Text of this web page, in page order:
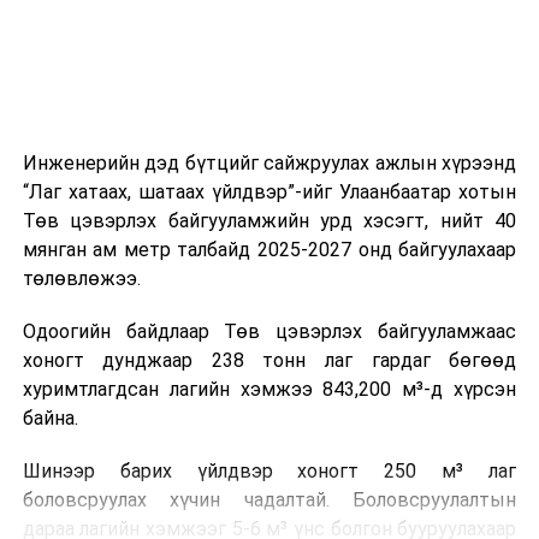
өдөр тутмын ажлын бэлэн байдлыг хангах зэрэг
практик ур чадварыг сургалтын хөтөлбөрт тусгажээ.
Сургалтыг танилцуулах лекц, асуулт-хариулт,
жишээнд суурилсан сургалт, багаар ажиллах дасгал,
танилцах, онцгой нөхцөлд ажиллах дадлага зэрэг
онол, практик хосолсон хэлбэрээр зохион байгуулж
байна.
зохион байгуулах Үндэсний хорооны Ажлын алба,
Нийслэлийн тээврийн газар, Автотээврийн үндэсний
Инженерийн дэд бүтцийг сайжруулах ажлын хүрээнд
“Лаг хатаах, шатаах үйлдвэр”-ийг Улаанбаатар хотын
Төв цэвэрлэх байгууламжийн урд хэсэгт, нийт 40
мянган ам метр талбайд 2025-2027 онд байгуулахаар
төлөвлөжээ.
Одоогийн байдлаар Төв цэвэрлэх байгууламжаас
хоногт дунджаар 238 тонн лаг гардаг бөгөөд
хуримтлагдсан лагийн хэмжээ 843,200 м³-д хүрсэн
байна.
Шинээр барих үйлдвэр хоногт 250 м³ лаг
боловсруулах хүчин чадалтай. Боловсруулалтын
дараа лагийн хэмжээг 5-6 м³ үнс болгон бууруулахаар